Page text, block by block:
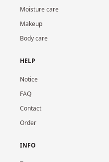
Moisture care
Makeup
Body care
HELP
Notice
FAQ
Contact
Order
INFO